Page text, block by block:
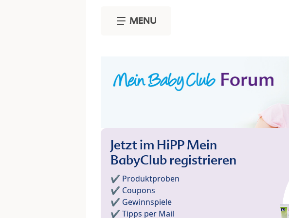
MENU
Jetzt im HiPP Mein
BabyClub registrieren
✔️ Produktproben
✔️ Coupons
✔️ Gewinnspiele
✔️ Tipps per Mail